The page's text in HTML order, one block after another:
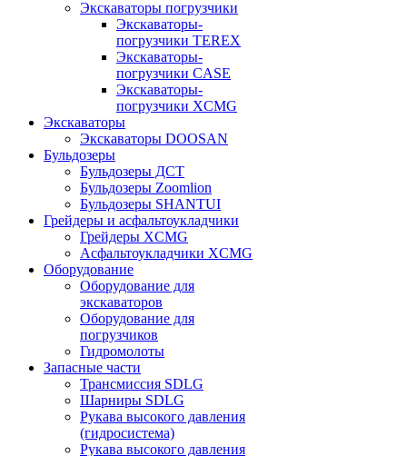
Экскаваторы погрузчики
Экскаваторы-
погрузчики TEREX
Экскаваторы-
погрузчики CASE
Экскаваторы-
погрузчики XCMG
Экскаваторы
Экскаваторы DOOSAN
Бульдозеры
Бульдозеры ДСТ
Бульдозеры Zoomlion
Бульдозеры SHANTUI
Грейдеры и асфальтоукладчики
Грейдеры XCMG
Асфальтоукладчики XCMG
Оборудование
Оборудование для
экскаваторов
Оборудование для
погрузчиков
Гидромолоты
Запасные части
Трансмиссия SDLG
Шарниры SDLG
Рукава высокого давления
(гидросистема)
Рукава высокого давления